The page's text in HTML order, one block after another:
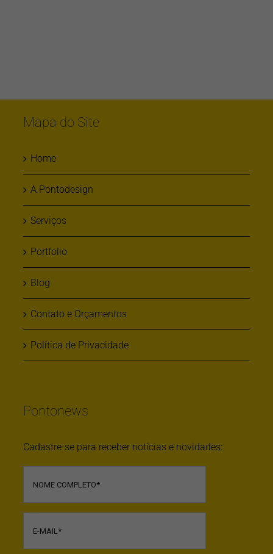
Mapa do Site
Home
A Pontodesign
Serviços
Portfolio
Blog
Contato e Orçamentos
Política de Privacidade
Pontonews
Cadastre-se para receber notícias e novidades: